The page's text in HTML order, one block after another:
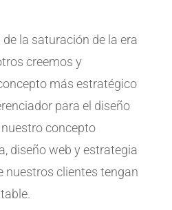
la saturación de la era
creemos y
más estratégico
para el diseño
concepto
diseño web y estrategia
nuestros clientes tengan